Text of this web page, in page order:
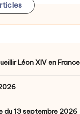
Léon XIV en France
du 13 septembre 2026